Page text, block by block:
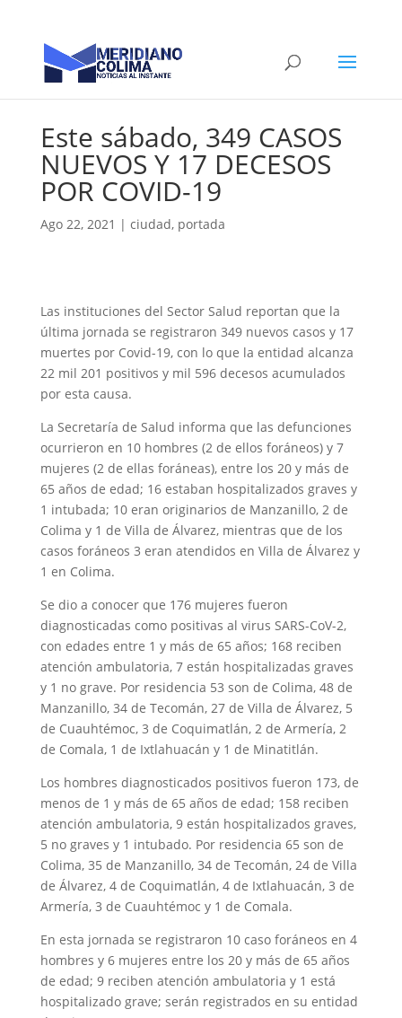
Este sábado, 349 CASOS
NUEVOS Y 17 DECESOS
POR COVID-19
Ago 22, 2021 | ciudad, portada
Las instituciones del Sector Salud reportan que la
última jornada se registraron 349 nuevos casos y 17
muertes por Covid-19, con lo que la entidad alcanza
22 mil 201 positivos y mil 596 decesos acumulados
por esta causa.
La Secretaría de Salud informa que las defunciones
ocurrieron en 10 hombres (2 de ellos foráneos) y 7
mujeres (2 de ellas foráneas), entre los 20 y más de
65 años de edad; 16 estaban hospitalizados graves y
1 intubada; 10 eran originarios de Manzanillo, 2 de
Colima y 1 de Villa de Álvarez, mientras que de los
casos foráneos 3 eran atendidos en Villa de Álvarez y
1 en Colima.
Se dio a conocer que 176 mujeres fueron
diagnosticadas como positivas al virus SARS-CoV-2,
con edades entre 1 y más de 65 años; 168 reciben
atención ambulatoria, 7 están hospitalizadas graves
y 1 no grave. Por residencia 53 son de Colima, 48 de
Manzanillo, 34 de Tecomán, 27 de Villa de Álvarez, 5
de Cuauhtémoc, 3 de Coquimatlán, 2 de Armería, 2
de Comala, 1 de Ixtlahuacán y 1 de Minatitlán.
Los hombres diagnosticados positivos fueron 173, de
menos de 1 y más de 65 años de edad; 158 reciben
atención ambulatoria, 9 están hospitalizados graves,
5 no graves y 1 intubado. Por residencia 65 son de
Colima, 35 de Manzanillo, 34 de Tecomán, 24 de Villa
de Álvarez, 4 de Coquimatlán, 4 de Ixtlahuacán, 3 de
Armería, 3 de Cuauhtémoc y 1 de Comala.
En esta jornada se registraron 10 caso foráneos en 4
hombres y 6 mujeres entre los 20 y más de 65 años
de edad; 9 reciben atención ambulatoria y 1 está
hospitalizado grave; serán registrados en su entidad